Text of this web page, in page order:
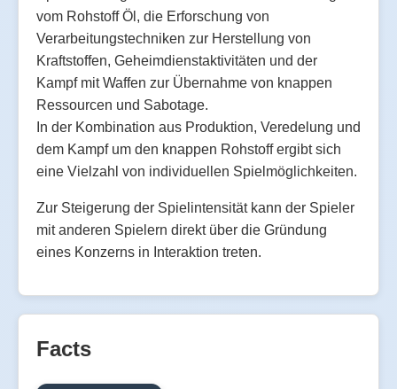
vom Rohstoff Öl, die Erforschung von
Verarbeitungstechniken zur Herstellung von
Kraftstoffen, Geheimdienstaktivitäten und der
Kampf mit Waffen zur Übernahme von knappen
Ressourcen und Sabotage.
In der Kombination aus Produktion, Veredelung und
dem Kampf um den knappen Rohstoff ergibt sich
eine Vielzahl von individuellen Spielmöglichkeiten.
Zur Steigerung der Spielintensität kann der Spieler
mit anderen Spielern direkt über die Gründung
eines Konzerns in Interaktion treten.
Facts